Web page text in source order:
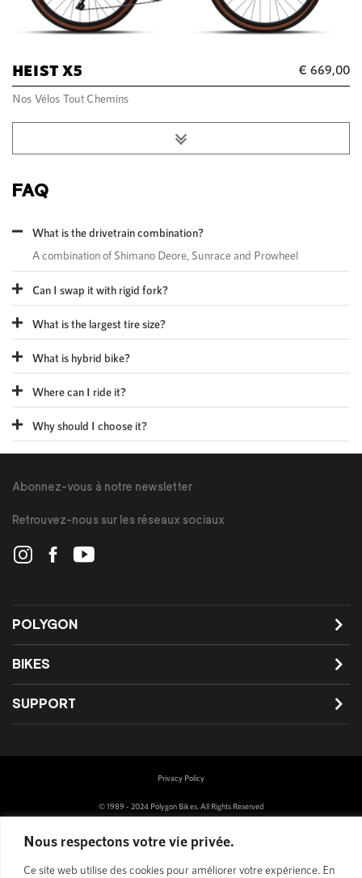
Nous respectons votre vie privée.
Ce site web utilise des cookies pour améliorer votre expérience. En
HEIST X5 € 669,00
Nos Vélos Tout Chemins
FAQ
What is the drivetrain combination?
A combination of Shimano Deore, Sunrace and Prowheel
Can I swap it with rigid fork?
What is the largest tire size?
What is hybrid bike?
Where can I ride it?
Why should I choose it?
POLYGON
BIKES
SUPPORT
Abonnez-vous à notre newsletter
Retrouvez-nous sur les réseaux sociaux
© 1989 - 2024 Polygon Bikes. All Rights Reserved
Privacy Policy